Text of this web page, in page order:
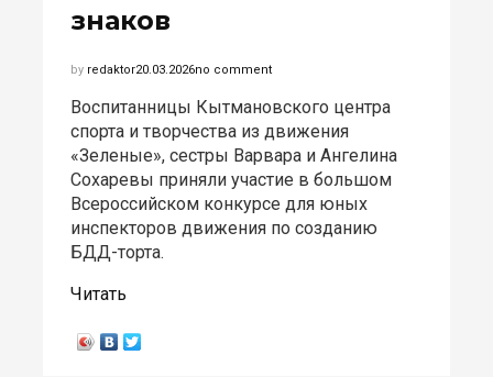
знаков
by redaktor20.03.2026no comment
Воспитанницы Кытмановского центра
спорта и творчества из движения
«Зеленые», сестры Варвара и Ангелина
Сохаревы приняли участие в большом
Всероссийском конкурсе для юных
инспекторов движения по созданию
БДД-торта.
Читать